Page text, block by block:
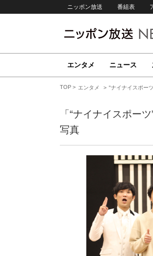
ニッポン放送 番組表
エンタメ ニュース
TOP エンタメ “ナイナイスポー
「“ナイナイスポー
写真